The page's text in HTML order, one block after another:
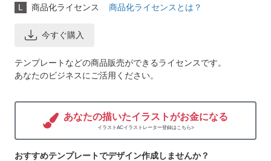
L 商品化ライセンス 商品化ライセンスとは？
今すぐ購入
テンプレートなどの商品販売ができるライセンスです。
あなたのビジネスにご活用ください。
あなたの描いたイラストがお金になる
イラストACイラストレーター登録はこちら>
おすすめテンプレートでデザイン作成しませんか？